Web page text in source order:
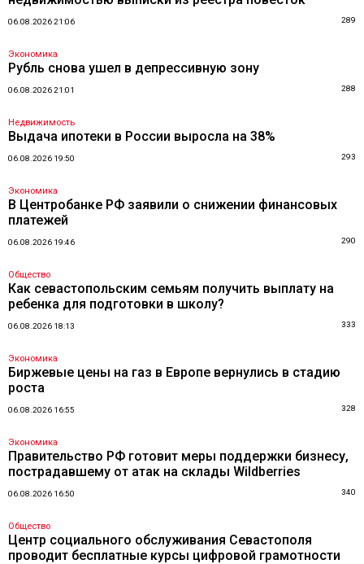
06.08.2026 21:06 289
Экономика
Рубль снова ушел в депрессивную зону
06.08.2026 21:01 288
Недвижимость
Выдача ипотеки в России выросла на 38%
06.08.2026 19:50 293
Экономика
В Центробанке РФ заявили о снижении финансовых
платежей
06.08.2026 19:46 290
Общество
Как севастопольским семьям получить выплату на
ребенка для подготовки в школу?
06.08.2026 18:13 333
Экономика
Биржевые цены на газ в Европе вернулись в стадию
роста
06.08.2026 16:55 328
Экономика
Правительство РФ готовит меры поддержки бизнесу,
пострадавшему от атак на склады Wildberries
06.08.2026 16:50 340
Общество
Центр социального обслуживания Севастополя
проводит бесплатные курсы цифровой грамотности